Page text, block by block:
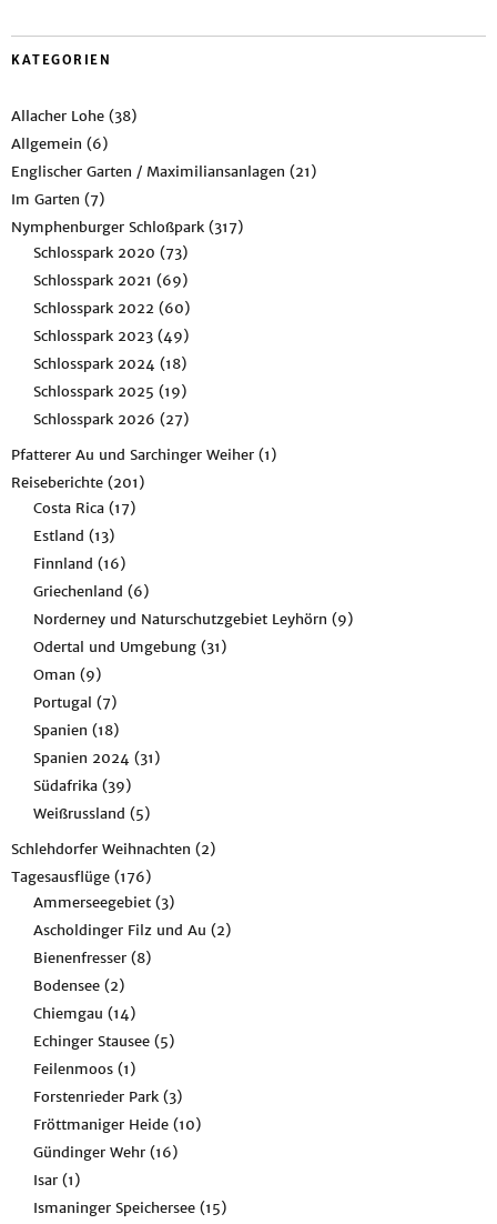
KATEGORIEN
Allacher Lohe (38)
Allgemein (6)
Englischer Garten / Maximiliansanlagen (21)
Im Garten (7)
Nymphenburger Schloßpark (317)
Schlosspark 2020 (73)
Schlosspark 2021 (69)
Schlosspark 2022 (60)
Schlosspark 2023 (49)
Schlosspark 2024 (18)
Schlosspark 2025 (19)
Schlosspark 2026 (27)
Pfatterer Au und Sarchinger Weiher (1)
Reiseberichte (201)
Costa Rica (17)
Estland (13)
Finnland (16)
Griechenland (6)
Norderney und Naturschutzgebiet Leyhörn (9)
Odertal und Umgebung (31)
Oman (9)
Portugal (7)
Spanien (18)
Spanien 2024 (31)
Südafrika (39)
Weißrussland (5)
Schlehdorfer Weihnachten (2)
Tagesausflüge (176)
Ammerseegebiet (3)
Ascholdinger Filz und Au (2)
Bienenfresser (8)
Bodensee (2)
Chiemgau (14)
Echinger Stausee (5)
Feilenmoos (1)
Forstenrieder Park (3)
Fröttmaniger Heide (10)
Gündinger Wehr (16)
Isar (1)
Ismaninger Speichersee (15)